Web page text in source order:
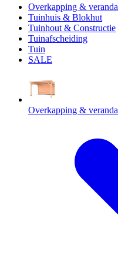
Overkapping & veranda
Tuinhuis & Blokhut
Tuinhout & Constructie
Tuinafscheiding
Tuin
SALE
Overkapping & veranda